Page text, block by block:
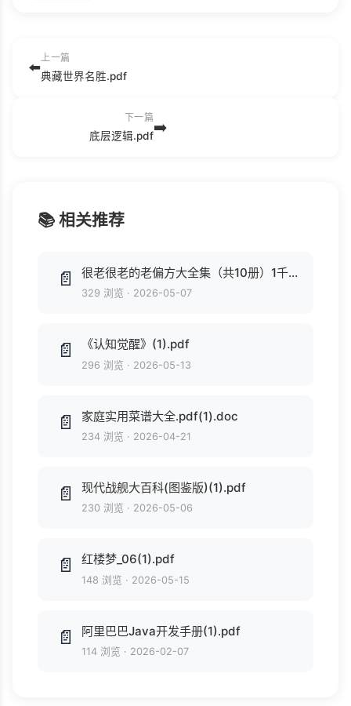
⬅️
上一篇
典藏世界名胜.pdf
下一篇
底层逻辑.pdf➡️
📚 相关推荐
📄 很老很老的老偏方大全集（共10册）1千多页(1).pdf
329 浏览 · 2026-05-07
📄 《认知觉醒》(1).pdf
296 浏览 · 2026-05-13
📄 家庭实用菜谱大全.pdf(1).doc
234 浏览 · 2026-04-21
📄 现代战舰大百科(图鉴版)(1).pdf
230 浏览 · 2026-05-06
📄 红楼梦_06(1).pdf
148 浏览 · 2026-05-15
📄 阿里巴巴Java开发手册(1).pdf
114 浏览 · 2026-02-07